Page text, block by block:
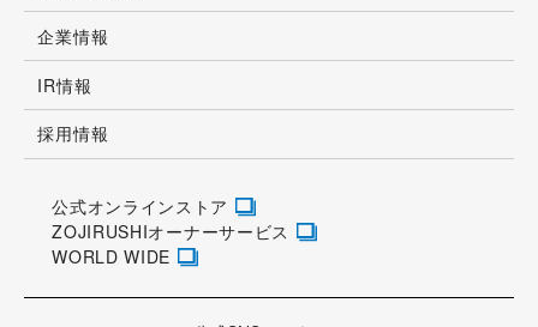
企業情報
IR情報
採用情報
公式オンラインストア
ZOJIRUSHIオーナーサービス
WORLD WIDE